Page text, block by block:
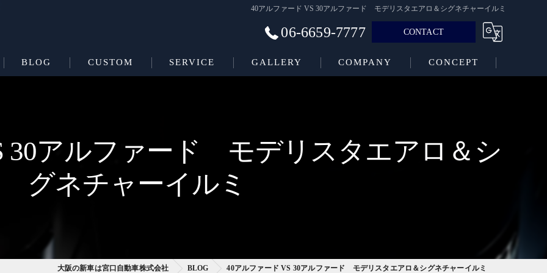
40アルファード VS 30アルファード モデリスタエアロ＆シグネチャーイルミ
06-6659-7777 CONTACT
BLOG CUSTOM SERVICE GALLERY COMPANY CONCEPT
30アルファード モデリスタエアロ＆シ
グネチャーイルミ
大阪の新車は宮口自動車株式会社 BLOG 40アルファード VS 30アルファード モデリスタエアロ＆シグネチャーイルミ